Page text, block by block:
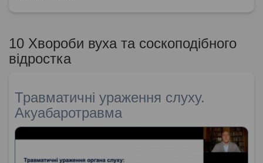
10 Хвороби вуха та соскоподібного
відростка
Травматичні ураження слуху.
Акуабаротравма